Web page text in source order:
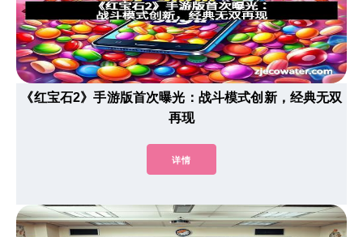
《红宝石2》手游版首次曝光：战斗模式创新，经典无双
再现
详情